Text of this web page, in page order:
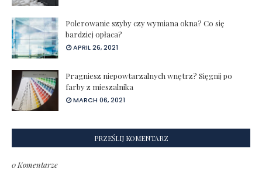
Polerowanie szyby czy wymiana okna? Co się
bardziej opłaca?
APRIL 26, 2021
Pragniesz niepowtarzalnych wnętrz? Sięgnij po
farby z mieszalnika
MARCH 06, 2021
PRZEŚLIJ KOMENTARZ
0 Komentarze